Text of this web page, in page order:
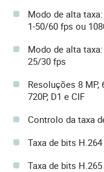
Modo de alta
1-50/60 fps ou
Modo de alta
25/30 fps
Resoluções 8 MP,
720P, D1 e CIF
Controlo da taxa
Taxa de bits
Taxa de bits